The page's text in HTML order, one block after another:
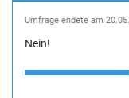
Umfrage endete am
Nein!